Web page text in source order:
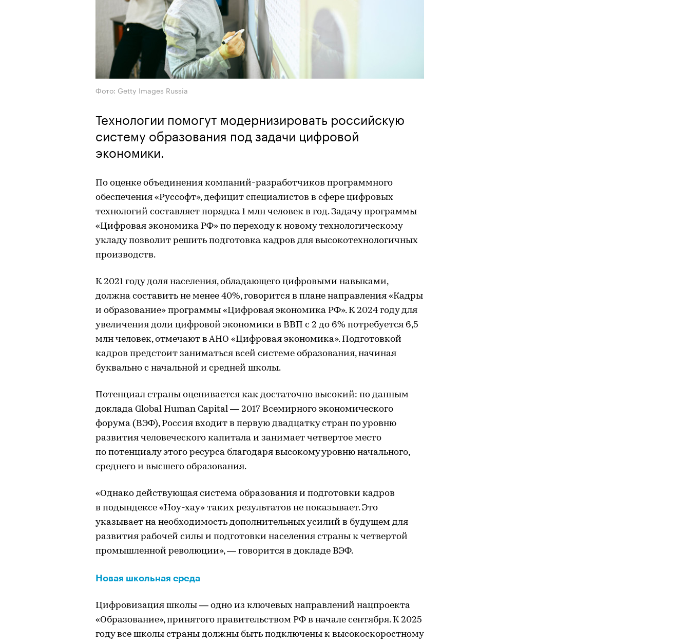
Фото: Getty Images Russia
Технологии помогут модернизировать российскую
систему образования под задачи цифровой
экономики.
По оценке объединения компаний-разработчиков программного
обеспечения «Руссофт», дефицит специалистов в сфере цифровых
технологий составляет порядка 1 млн человек в год. Задачу программы
«Цифровая экономика РФ» по переходу к новому технологическому
укладу позволит решить подготовка кадров для высокотехнологичных
производств.
К 2021 году доля населения, обладающего цифровыми навыками,
должна составить не менее 40%, говорится в плане направления «Кадры
и образование» программы «Цифровая экономика РФ». К 2024 году для
увеличения доли цифровой экономики в ВВП с 2 до 6% потребуется 6,5
млн человек, отмечают в АНО «Цифровая экономика». Подготовкой
кадров предстоит заниматься всей системе образования, начиная
буквально с начальной и средней школы.
Потенциал страны оценивается как достаточно высокий: по данным
доклада Global Human Capital — 2017 Всемирного экономического
форума (ВЭФ), Россия входит в первую двадцатку стран по уровню
развития человеческого капитала и занимает четвертое место
по потенциалу этого ресурса благодаря высокому уровню начального,
среднего и высшего образования.
«Однако действующая система образования и подготовки кадров
в подындексе «Ноу-хау» таких результатов не показывает. Это
указывает на необходимость дополнительных усилий в будущем для
развития рабочей силы и подготовки населения страны к четвертой
промышленной революции», — говорится в докладе ВЭФ.
Новая школьная среда
Цифровизация школы — одно из ключевых направлений нацпроекта
«Образование», принятого правительством РФ в начале сентября. К 2025
году все школы страны должны быть подключены к высокоскоростному